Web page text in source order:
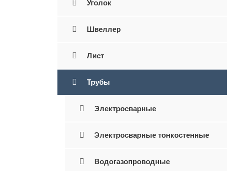
Уголок
Швеллер
Лист
Трубы
Электросварные
Электросварные тонкостенные
Водогазопроводные